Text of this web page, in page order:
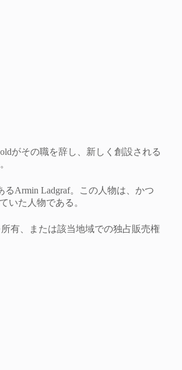
がその職を辞し、新しく創設される
Armin Ladgraf。この人物は、かつ
いた人物である。
有、または該当地域での独占販売権